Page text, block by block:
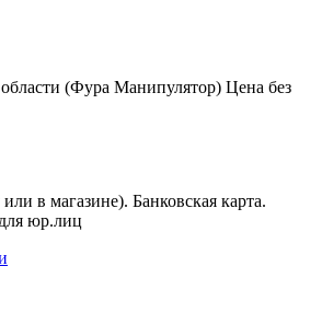
(Фура Манипулятор) Цена без
в магазине). Банковская карта.
юр.лиц